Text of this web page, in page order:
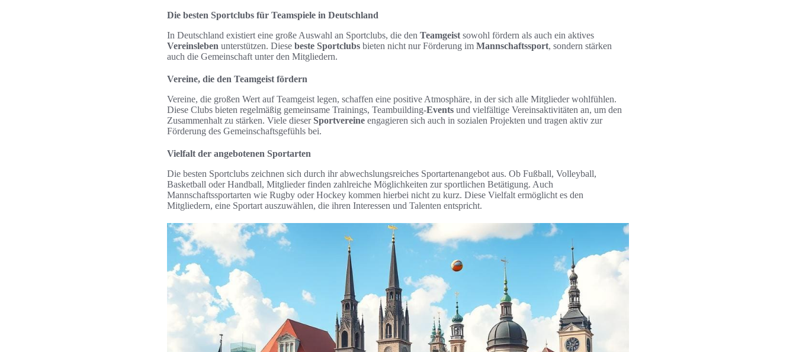
Die besten Sportclubs für Teamspiele in Deutschland
In Deutschland existiert eine große Auswahl an Sportclubs, die den Teamgeist sowohl fördern als auch ein aktives
Vereinsleben unterstützen. Diese beste Sportclubs bieten nicht nur Förderung im Mannschaftssport, sondern stärken
auch die Gemeinschaft unter den Mitgliedern.
Vereine, die den Teamgeist fördern
Vereine, die großen Wert auf Teamgeist legen, schaffen eine positive Atmosphäre, in der sich alle Mitglieder wohlfühlen.
Diese Clubs bieten regelmäßig gemeinsame Trainings, Teambuilding-Events und vielfältige Vereinsaktivitäten an, um den
Zusammenhalt zu stärken. Viele dieserSportvereine engagieren sich auch in sozialen Projekten und tragen aktiv zur
Förderung des Gemeinschaftsgefühls bei.
Vielfalt der angebotenen Sportarten
Die besten Sportclubs zeichnen sich durch ihr abwechslungsreiches Sportartenangebot aus. Ob Fußball, Volleyball,
Basketball oder Handball, Mitglieder finden zahlreiche Möglichkeiten zur sportlichen Betätigung. Auch
Mannschaftssportarten wie Rugby oder Hockey kommen hierbei nicht zu kurz. Diese Vielfalt ermöglicht es den
Mitgliedern, eine Sportart auszuwählen, die ihren Interessen und Talenten entspricht.